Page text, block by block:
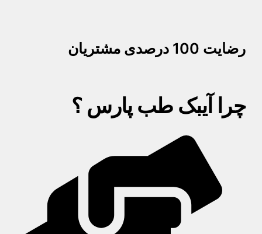
رضایت 100 درصدی مشتریان
چرا آیبک طب پارس ؟